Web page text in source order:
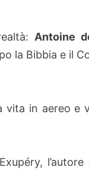
Antoine
la Bibbia e il
vita in aereo e
l’autore